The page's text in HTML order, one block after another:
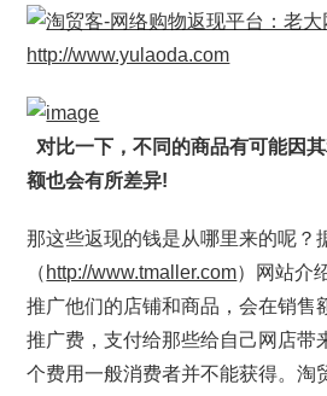
对比一下，不同的商品有可能因
额也会有所差异!
那这些返现的钱是从哪里来的呢？
（ http://www.tmaller.com）网站介
推广他们的店铺和商品，会在销售
推广费，支付给那些给自己网店带
个费用一般消费者并不能获得。淘